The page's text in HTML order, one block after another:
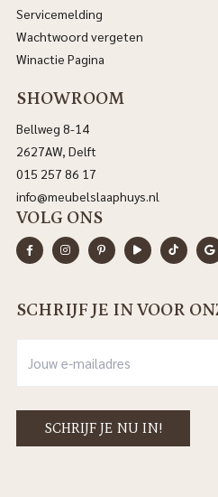
Servicemelding
Wachtwoord vergeten
Winactie Pagina
SHOWROOM
Bellweg 8-14
2627AW, Delft
015 257 86 17
info@meubelslaaphuys.nl
VOLG ONS
SCHRIJF JE IN VOOR